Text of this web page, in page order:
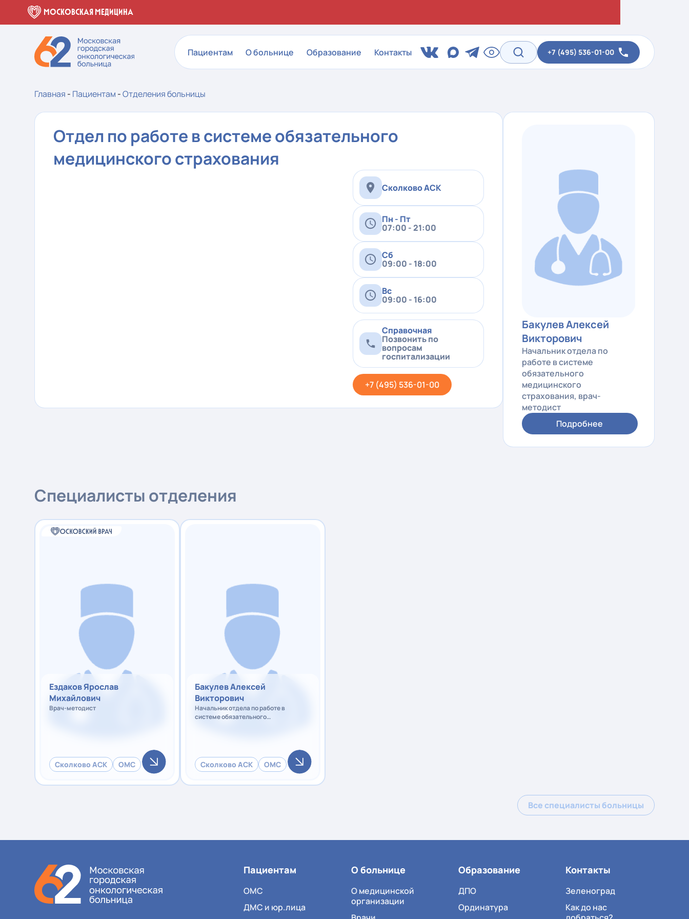
МОСКОВСКАЯ МЕДИЦИНА
Пациентам О больнице Образование Контакты +7 (495) 536-01-00
Главная - Пациентам -Отделения больницы
Отдел по работе в системе обязательного
медицинского страхования
Сколково АСК
Пн - Пт
07:00 - 21:00
Сб
09:00 - 18:00
Вс
09:00 - 16:00
Справочная
Позвонить по
вопросам
госпитализации
+7 (495) 536-01-00
Бакулев Алексей
Викторович
Начальник отдела по
работе в системе
обязательного
медицинского
страхования, врач-
методист
Подробнее
Специалисты отделения
Ездаков Ярослав
Михайлович
Врач-методист
Сколково АСК ОМС
Бакулев Алексей
Викторович
Начальник отдела по работе в
системе обязательного
Сколково АСК ОМС
Все специалисты больницы
Пациентам
ОМС
ДМС и юр.лица
О больнице
О медицинской
организации
Образование
ДПО
Ординатура
Контакты
Зеленоград
Как до нас